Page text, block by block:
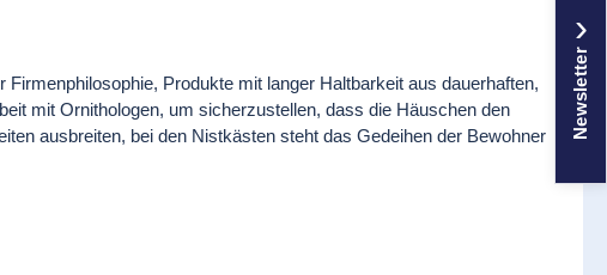
Produkte mit langer Haltbarkeit aus dauerhaften,
mit Ornithologen, um sicherzustellen, dass die Häuschen den
ausbreiten, bei den Nistkästen steht das Gedeihen der Bewohner
›
Newsletter